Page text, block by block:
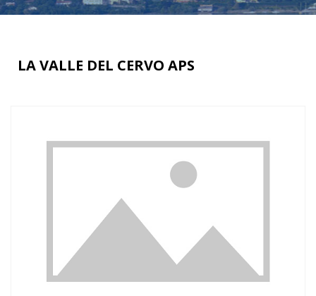
LA VALLE DEL CERVO APS